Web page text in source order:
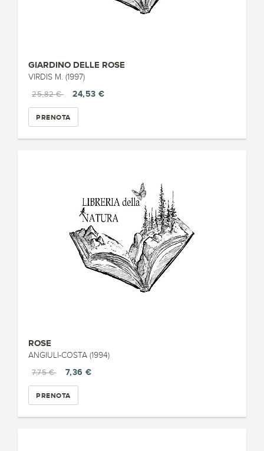
GIARDINO DELLE ROSE
VIRDIS M. (1997)
25,82 €
24,53 €
PRENOTA
ROSE
ANGIULI-COSTA (1994)
7,75 €
7,36 €
PRENOTA